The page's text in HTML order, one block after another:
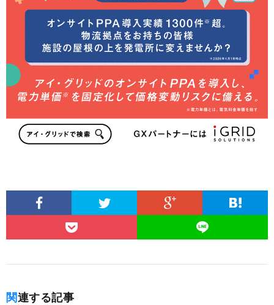
関連する記事